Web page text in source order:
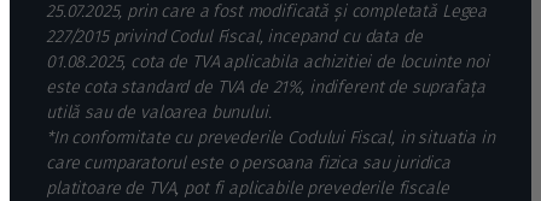
25.07.2025, prin care a fost modificată și completată Legea
227/2015 privind Codul Fiscal, incepand cu data de
01.08.2025, cota de TVA aplicabila achizitiei de locuinte noi
este cota standard de TVA de 21%, indiferent de suprafața
utilă sau de valoarea bunului.
*In conformitate cu prevederile Codului Fiscal, in situatia in
care cumparatorul este o persoana fizica sau juridica
platitoare de TVA, pot fi aplicabile prevederile fiscale